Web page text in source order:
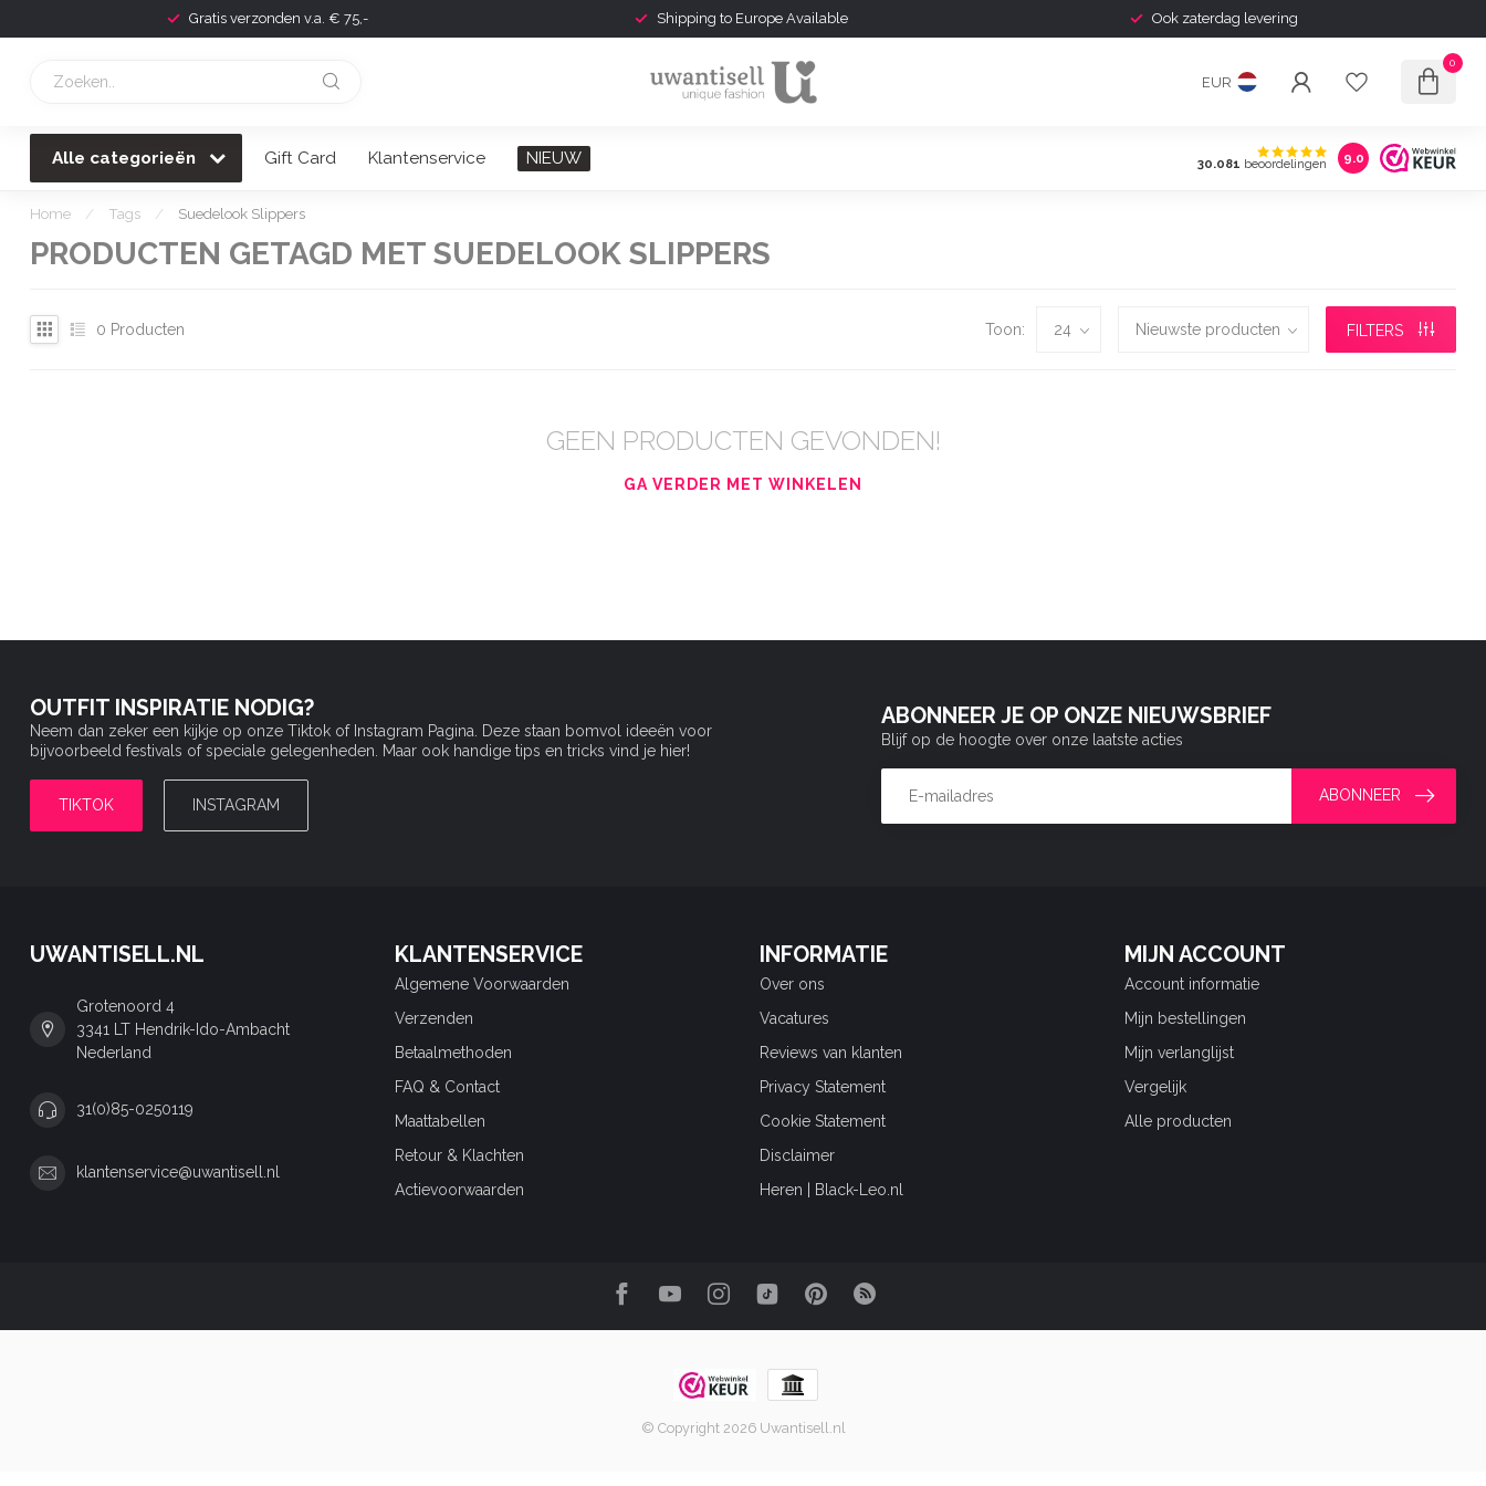
Gratis verzonden v.a. € 75,- Shipping to Europe Available Ook zaterdag levering
EUR
0
Alle categorieën Gift Card Klantenservice NIEUW 30.081 beoordelingen 9.0
Home / Tags / Suedelook Slippers
PRODUCTEN GETAGD MET SUEDELOOK SLIPPERS
0 Producten Toon: FILTERS
GEEN PRODUCTEN GEVONDEN!
GA VERDER MET WINKELEN
OUTFIT INSPIRATIE NODIG?
Neem dan zeker een kijkje op onze Tiktok of Instagram Pagina. Deze staan bomvol ideeën voor
bijvoorbeeld festivals of speciale gelegenheden. Maar ook handige tips en tricks vind je hier!
TIKTOK INSTAGRAM
ABONNEER JE OP ONZE NIEUWSBRIEF
Blijf op de hoogte over onze laatste acties
ABONNEER
UWANTISELL.NL
Grotenoord 4
3341 LT Hendrik-Ido-Ambacht
Nederland
31(0)85-0250119
klantenservice@uwantisell.nl
KLANTENSERVICE
Algemene Voorwaarden
Verzenden
Betaalmethoden
FAQ & Contact
Maattabellen
Retour & Klachten
Actievoorwaarden
INFORMATIE
Over ons
Vacatures
Reviews van klanten
Privacy Statement
Cookie Statement
Disclaimer
Heren | Black-Leo.nl
MIJN ACCOUNT
Account informatie
Mijn bestellingen
Mijn verlanglijst
Vergelijk
Alle producten
© Copyright 2026 Uwantisell.nl